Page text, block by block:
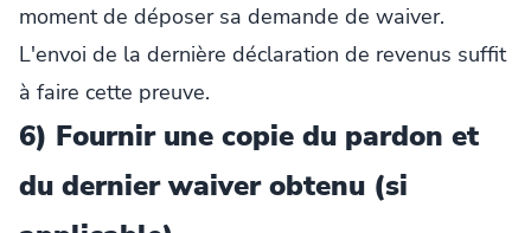
moment de déposer sa demande de waiver.
L'envoi de la dernière déclaration de revenus suffit
à faire cette preuve.
6) Fournir une copie du pardon et
du dernier waiver obtenu (si